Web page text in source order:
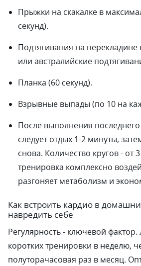
Прыжки на скакалке в
секунд).
Подтягивания на
или австралийские
Планка (60 секунд).
Взрывные выпады (по 10 на
После выполнения
следует отдых 1-2 минуты,
снова. Количество кругов - от
тренировка комплексно
разгоняет метаболизм и
Как встроить кардио в
навредить себе
Регулярность - ключевой
коротких тренировки в неделю,
полуторачасовая раз в месяц.